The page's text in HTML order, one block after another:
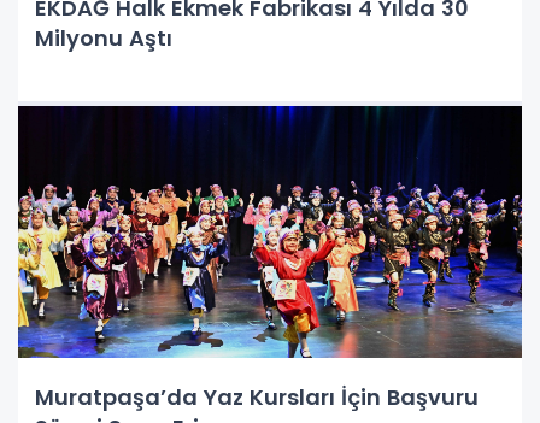
EKDAĞ Halk Ekmek Fabrikası 4 Yılda 30
Milyonu Aştı
Muratpaşa’da Yaz Kursları İçin Başvuru